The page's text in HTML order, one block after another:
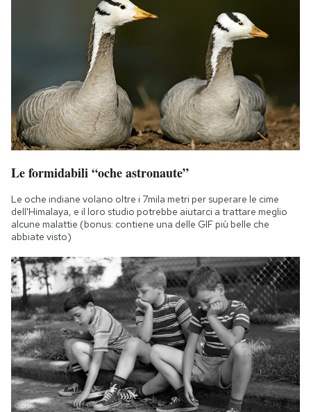
Le formidabili “oche astronaute”
Le oche indiane volano oltre i 7mila metri per superare le cime
dell'Himalaya, e il loro studio potrebbe aiutarci a trattare meglio
alcune malattie (bonus: contiene una delle GIF più belle che
abbiate visto)